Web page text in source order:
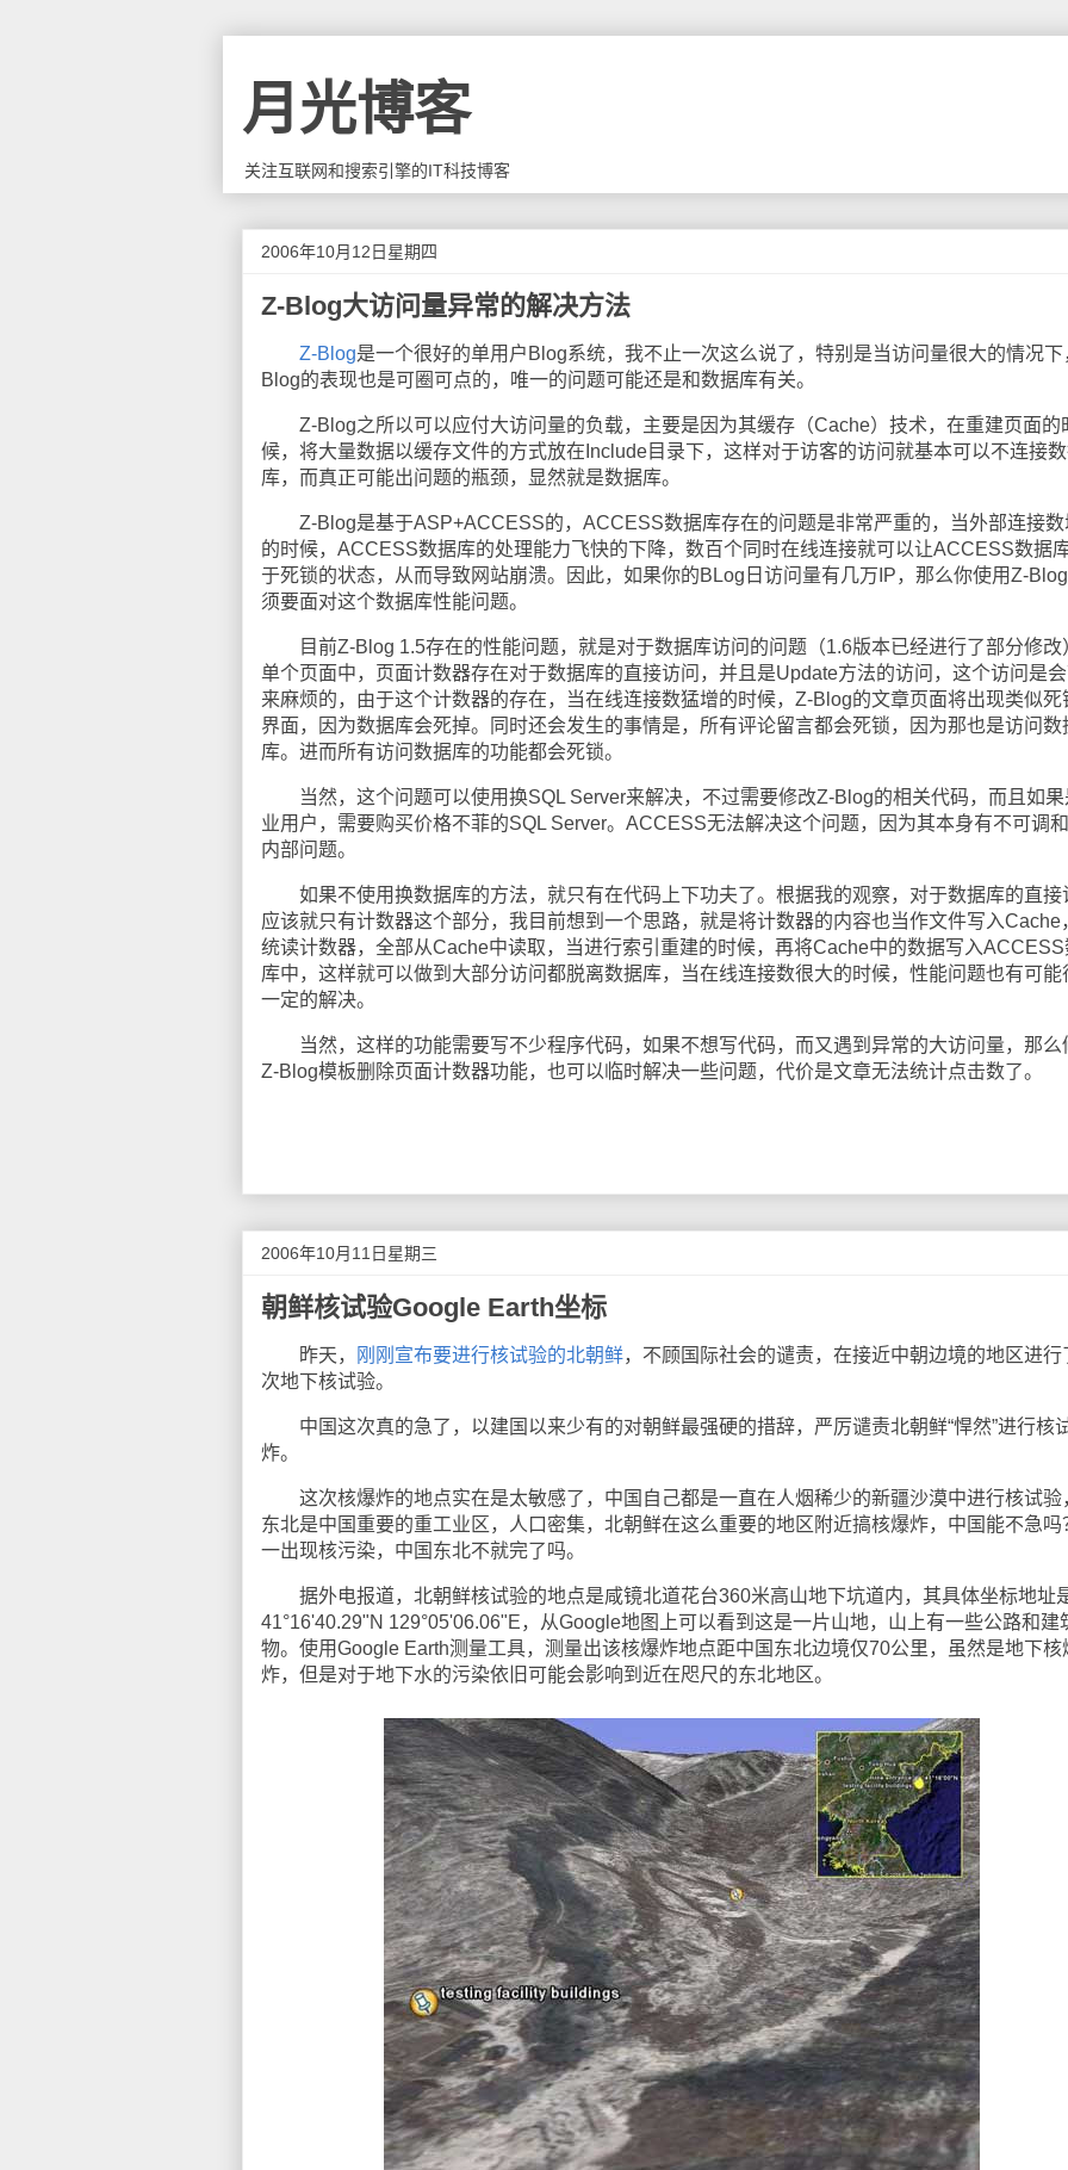
月光博客
关注互联网和搜索引擎的IT科技博客
2006年10月12日星期四
Z-Blog大访问量异常的解决方法
Z-Blog是一个很好的单用户Blog系统，我不止一次这么说了，特别是当访问量很大的情况下
Blog的表现也是可圈可点的，唯一的问题可能还是和数据库有关。
Z-Blog之所以可以应付大访问量的负载，主要是因为其缓存（Cache）技术，在重建页面的
候，将大量数据以缓存文件的方式放在Include目录下，这样对于访客的访问就基本可以不连接
库，而真正可能出问题的瓶颈，显然就是数据库。
Z-Blog是基于ASP+ACCESS的，ACCESS数据库存在的问题是非常严重的，当外部连接数
的时候，ACCESS数据库的处理能力飞快的下降，数百个同时在线连接就可以让ACCESS数据
于死锁的状态，从而导致网站崩溃。因此，如果你的BLog日访问量有几万IP，那么你使用Z-
须要面对这个数据库性能问题。
目前Z-Blog 1.5存在的性能问题，就是对于数据库访问的问题（1.6版本已经进行了部分修改
单个页面中，页面计数器存在对于数据库的直接访问，并且是Update方法的访问，这个访问是
来麻烦的，由于这个计数器的存在，当在线连接数猛增的时候，Z-Blog的文章页面将出现类似死
界面，因为数据库会死掉。同时还会发生的事情是，所有评论留言都会死锁，因为那也是访问数
库。进而所有访问数据库的功能都会死锁。
当然，这个问题可以使用换SQL Server来解决，不过需要修改Z-Blog的相关代码，而且如果
业用户，需要购买价格不菲的SQL Server。ACCESS无法解决这个问题，因为其本身有不可调
内部问题。
如果不使用换数据库的方法，就只有在代码上下功夫了。根据我的观察，对于数据库的直接
应该就只有计数器这个部分，我目前想到一个思路，就是将计数器的内容也当作文件写入Cache
统读计数器，全部从Cache中读取，当进行索引重建的时候，再将Cache中的数据写入
库中，这样就可以做到大部分访问都脱离数据库，当在线连接数很大的时候，性能问题也有可能
一定的解决。
当然，这样的功能需要写不少程序代码，如果不想写代码，而又遇到异常的大访问量，那么
Z-Blog模板删除页面计数器功能，也可以临时解决一些问题，代价是文章无法统计点击数了。
2006年10月11日星期三
朝鲜核试验Google Earth坐标
昨天， 刚刚宣布要进行核试验的北朝鲜，不顾国际社会的谴责，在接近中朝边境的地区进行
次地下核试验。
中国这次真的急了，以建国以来少有的对朝鲜最强硬的措辞，严厉谴责北朝鲜“悍然”进行核
炸。
这次核爆炸的地点实在是太敏感了，中国自己都是一直在人烟稀少的新疆沙漠中进行核试验
东北是中国重要的重工业区，人口密集，北朝鲜在这么重要的地区附近搞核爆炸，中国能不急吗
一出现核污染，中国东北不就完了吗。
据外电报道，北朝鲜核试验的地点是咸镜北道花台360米高山地下坑道内，其具体坐标地址
41°16'40.29"N 129°05'06.06"E，从Google地图上可以看到这是一片山地，山上有一些公路和建
物。使用Google Earth测量工具，测量出该核爆炸地点距中国东北边境仅70公里，虽然是地下核
炸，但是对于地下水的污染依旧可能会影响到近在咫尺的东北地区。